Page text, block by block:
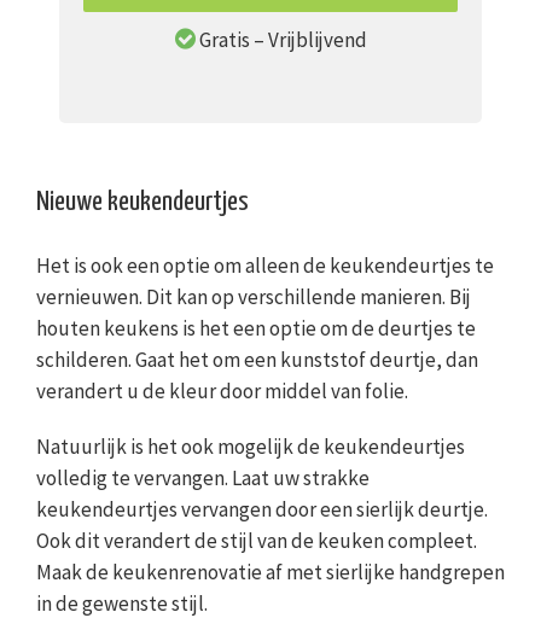
Gratis – Vrijblijvend
Nieuwe keukendeurtjes
Het is ook een optie om alleen de keukendeurtjes te
vernieuwen. Dit kan op verschillende manieren. Bij
houten keukens is het een optie om de deurtjes te
schilderen. Gaat het om een kunststof deurtje, dan
verandert u de kleur door middel van folie.
Natuurlijk is het ook mogelijk de keukendeurtjes
volledig te vervangen. Laat uw strakke
keukendeurtjes vervangen door een sierlijk deurtje.
Ook dit verandert de stijl van de keuken compleet.
Maak de keukenrenovatie af met sierlijke handgrepen
in de gewenste stijl.